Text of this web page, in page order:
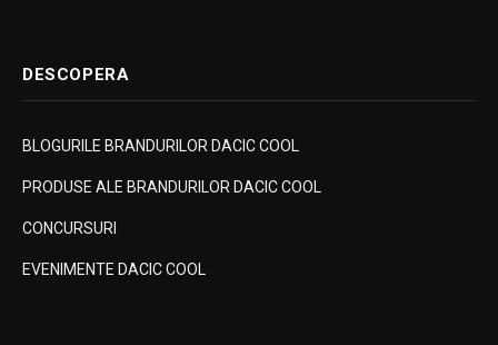
DESCOPERA
BLOGURILE BRANDURILOR DACIC COOL
PRODUSE ALE BRANDURILOR DACIC COOL
CONCURSURI
EVENIMENTE DACIC COOL